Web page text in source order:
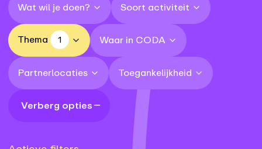
Wat wil je doen? Soort activiteit
Thema 1 Waar in CODA
Partnerlocaties Toegankelijkheid
Verberg opties